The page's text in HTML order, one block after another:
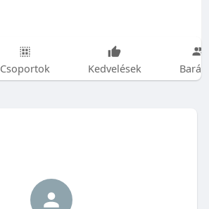
Csoportok Kedvelések